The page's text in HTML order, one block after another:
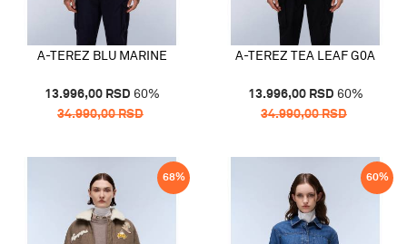
A-TEREZ BLU MARINE
13.996,00 RSD 60%
34.990,00RSD
A-TEREZ TEA LEAF G0A
13.996,00 RSD 60%
34.990,00RSD
68% 60%